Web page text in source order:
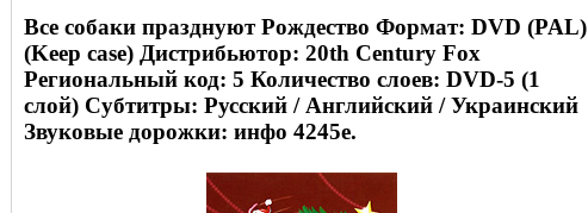
Все собаки празднуют Рождество Формат: DVD (PAL)
(Keep case) Дистрибьютор: 20th Century Fox
Региональный код: 5 Количество слоев: DVD-5 (1
слой) Субтитры: Русский / Английский / Украинский
Звуковые дорожки: инфо 4245e.